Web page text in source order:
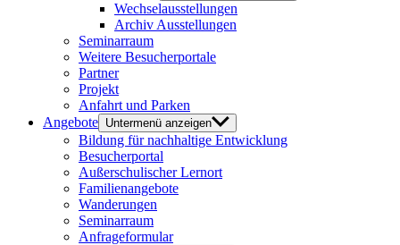
Wechselausstellungen
Archiv Ausstellungen
Seminarraum
Weitere Besucherportale
Partner
Projekt
Anfahrt und Parken
Angebote Untermenü anzeigen
Bildung für nachhaltige Entwicklung
Besucherportal
Außerschulischer Lernort
Familienangebote
Wanderungen
Seminarraum
Anfrageformular